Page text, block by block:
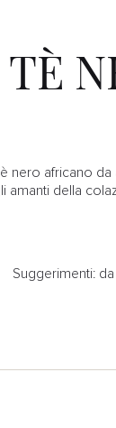
TÈ
nero africano
amanti della
Suggerimenti: